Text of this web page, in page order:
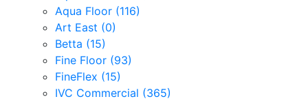
Aqua Floor (116)
Art East (0)
Betta (15)
Fine Floor (93)
FineFlex (15)
IVC Commercial (365)